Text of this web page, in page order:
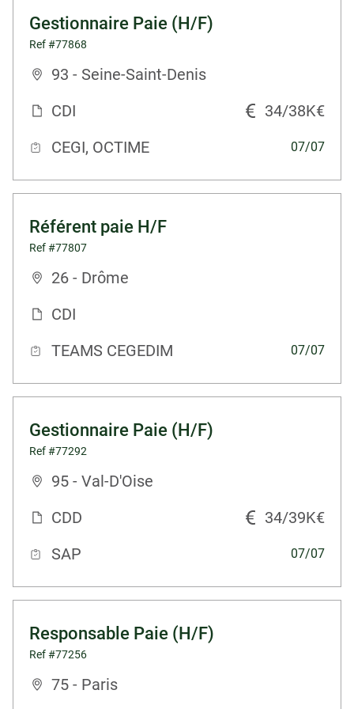
Gestionnaire Paie (H/F)
Ref #77868
93 - Seine-Saint-Denis
CDI
34/38K€
CEGI, OCTIME
07/07
Référent paie H/F
Ref #77807
26 - Drôme
CDI
TEAMS CEGEDIM
07/07
Gestionnaire Paie (H/F)
Ref #77292
95 - Val-D'Oise
CDD
34/39K€
SAP
07/07
Responsable Paie (H/F)
Ref #77256
75 - Paris